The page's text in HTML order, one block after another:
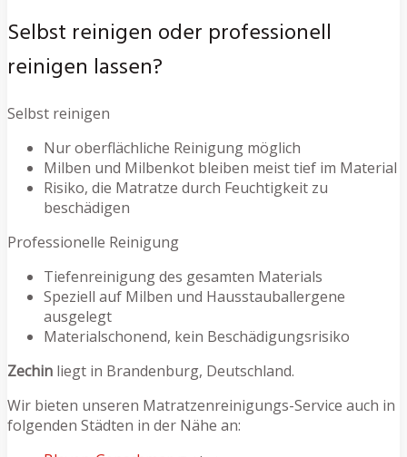
Selbst reinigen oder professionell
reinigen lassen?
Selbst reinigen
Nur oberflächliche Reinigung möglich
Milben und Milbenkot bleiben meist tief im Material
Risiko, die Matratze durch Feuchtigkeit zu
beschädigen
Professionelle Reinigung
Tiefenreinigung des gesamten Materials
Speziell auf Milben und Hausstauballergene
ausgelegt
Materialschonend, kein Beschädigungsrisiko
Zechin liegt in Brandenburg, Deutschland.
Wir bieten unseren Matratzenreinigungs-Service auch in
folgenden Städten in der Nähe an: